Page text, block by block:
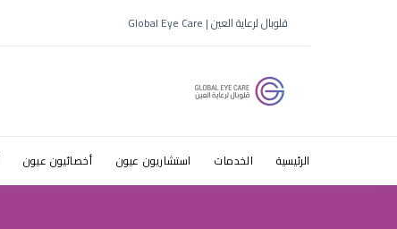
ط§ظ„ط¹ظٹظˆظ†
قلوبال لرعاية العين | Global Eye Care
الرئيسية الخدمات استشاريون عيون أخصائيون عيون